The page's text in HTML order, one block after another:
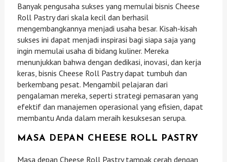
Banyak pengusaha sukses yang memulai bisnis Cheese
Roll Pastry dari skala kecil dan berhasil
mengembangkannya menjadi usaha besar. Kisah-kisah
sukses ini dapat menjadi inspirasi bagi siapa saja yang
ingin memulai usaha di bidang kuliner. Mereka
menunjukkan bahwa dengan dedikasi, inovasi, dan kerja
keras, bisnis Cheese Roll Pastry dapat tumbuh dan
berkembang pesat. Mengambil pelajaran dari
pengalaman mereka, seperti strategi pemasaran yang
efektif dan manajemen operasional yang efisien, dapat
membantu Anda dalam meraih kesuksesan serupa.
MASA DEPAN CHEESE ROLL PASTRY
Masa depan Cheese Roll Pastry tampak cerah dengan